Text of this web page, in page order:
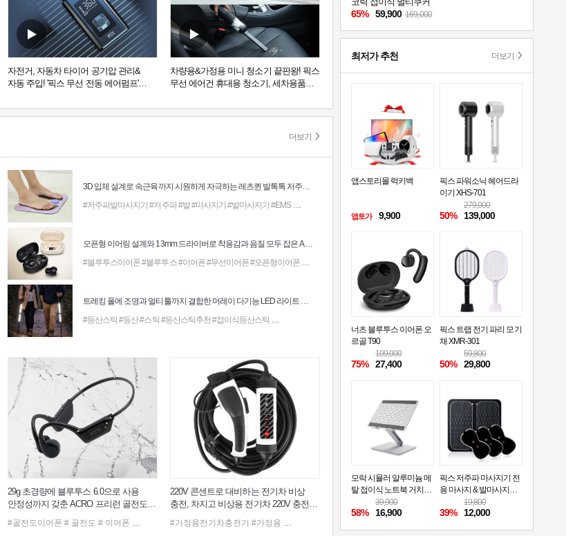
자전거, 자동차 타이어 공기압 관리&
자동 주입! '픽스 무선 전동 에어펌프'
차량용&가정용 미니 청소기 끝판왕! 픽스
무선 에어건 휴대용 청소기, 세차용품
더보기
기 # 충전기 # 아이폰충전기
기 #탁상용선풍기 #손선풍기 #픽스쿨휴대용냉각선풍기XPF502
3D 입체 설계로 속근육까지 시원하게 자극하는 레츠퀸 발톡톡 저주파 발 마사지기 CA-001
#저주파발마사지기 #저주파#발#마사지기 #발마사지기 #EMS #안마기 #레츠퀸발톡톡저주파발마사지기CA001
오픈형 이어링 설계와 13mm 드라이버로 착용감과 음질 모두 잡은 ACRO 코어핏 클립형 블루투스이어폰 AE-101
#블루투스이어폰#블루투스#이어폰#무선이어폰#오픈형이어폰 #러닝이어폰 #오픈형무선이어폰 #블루투스이어폰추천
트레킹 폴에 조명과 멀티툴까지 결합한 머레이 다기능 LED 라이트 등산스틱
#등산스틱 #등산#스틱 #등산스틱추천 #접이식등산스틱 #등산지팡이
#어깨마사지기 #목안마기 #햅시포켓초소형마사지건AVAL3
추천 #BLDC드라이기 #프리볼트드라이기 #헤어드라이어 #미니드라이어 #여행용드라이기
29g 초경량에 블루투스 6.0으로 사용
안정성까지 갖춘 ACRO 프리런 골전도
#골전도이어폰 # 골전도 # 이어폰 # 블루투스이어폰 # 무선이어폰 # 골전도블루투스이어폰
220V 콘센트로 대비하는 전기차 비상
충전, 차지고 비상용 전기차 220V 충전기
#가정용전기차충전기 #가정용 #전기차
65% 59,900 169,000
최저가 추천 더보기
앱스토리몰 럭키백
앱토가 9,900
픽스 파워소닉 헤어드라
이기 XHS-701
50%
279,000
139,000
너츠 블루투스 이어폰 오
르골 T90
75%
109,000
27,400
픽스 트랩 전기 파리 모기
채 XMR-301
50%
59,800
29,800
모락 시뮬러 알루미늄 메
탈 접이식 노트북 거치대
58%
39,900
16,900
픽스 저주파 마사지기 전
용 마사지 & 발마사지기
39%
19,800
12,000